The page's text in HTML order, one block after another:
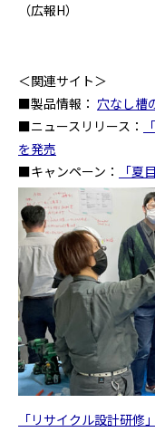
（広報H）
＜関連サイト＞
■製品情報： 穴なし槽
■ニュースリリース：
を発売
■キャンペーン：
「夏
■SHARP Blog
「リサイクル設計研